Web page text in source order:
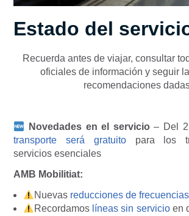
Estado del
Recuerda antes de viajar, consultar
oficiales de información y seguir
recomendaciones
Novedades en el servicio– Del 2
transporte será gratuitopara los
servicios esenciales
AMB Mobilitiat:
Nuevas reducciones de frecuencias
Recordamos líneas sin servicio en